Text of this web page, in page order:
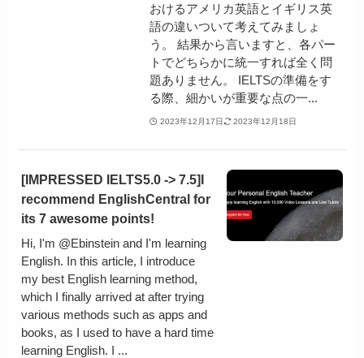
おけるアメリカ英語とイギリス英
語の違いついて考えてみましょ
う。 結果から言いますと、各パー
トでどちらかに統一すれば全く問
題ありません。 IELTSの準備をす
る際、細かいが重要な点の一...
2023年12月17日 2023年12月18日
[IMPRESSED IELTS5.0 -> 7.5]I
recommend EnglishCentral for
its 7 awesome points!
Hi, I'm @Ebinstein and I'm learning
English. In this article, I introduce
my best English learning method,
which I finally arrived at after trying
various methods such as apps and
books, as I used to have a hard time
learning English. I ...